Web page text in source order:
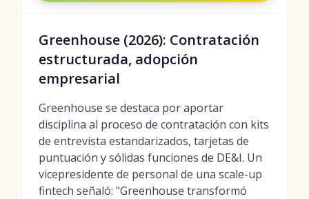
Greenhouse (2026): Contratación
estructurada, adopción
empresarial
Greenhouse se destaca por aportar
disciplina al proceso de contratación con kits
de entrevista estandarizados, tarjetas de
puntuación y sólidas funciones de DE&I. Un
vicepresidente de personal de una scale-up
fintech señaló: "Greenhouse transformó